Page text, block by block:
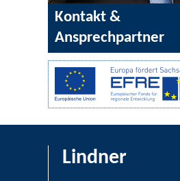
Kontakt &
Ansprechpartner
Lindner